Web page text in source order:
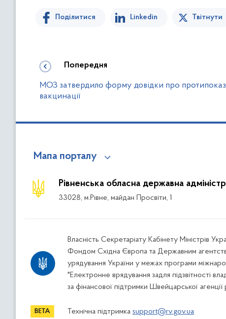
Поділитися Linkedin Твітнути
Попередня
МОЗ затвердило форму довідки про
вакцинації
Мапа порталу
Рівненська обласна державна
33028, м.Рівне, майдан Просвіти, 1
Власність Секретаріату Кабінету Міністрів
Фондом Східна Європа та Державним
урядування України у межах програми
"Електронне врядування задля підзвітності
за фінансової підтримки Швейцарської агенції
Технічна підтримка support@rv.gov.ua